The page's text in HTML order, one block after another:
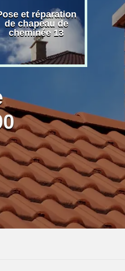
et réparation
de chapeau de
cheminée 13